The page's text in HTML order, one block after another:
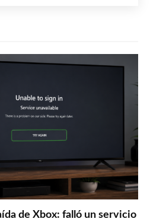
de Xbox: falló un servicio